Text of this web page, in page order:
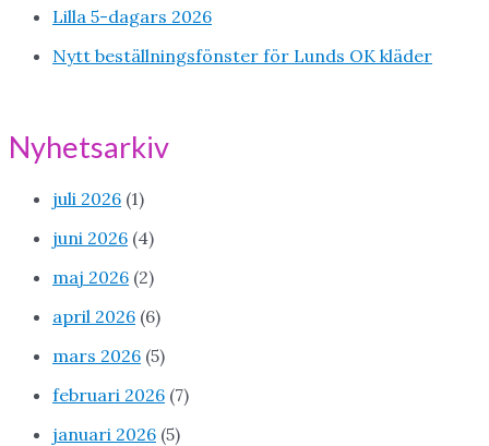
Lilla 5-dagars 2026
Nytt beställningsfönster för Lunds OK kläder
Nyhetsarkiv
juli 2026 (1)
juni 2026 (4)
maj 2026 (2)
april 2026 (6)
mars 2026 (5)
februari 2026 (7)
januari 2026 (5)